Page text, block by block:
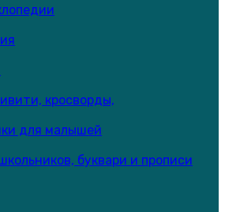
кросворды,
для малышей
буквари и прописи